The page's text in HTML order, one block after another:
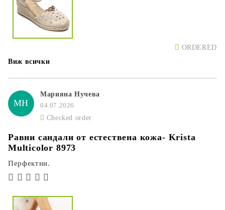
ORDERED
Виж всички
МН
Марияна Нучева
04.07.2026
Checked order
Равни сандали от естествена кожа- Krista
Multicolor 8973
Перфектни.